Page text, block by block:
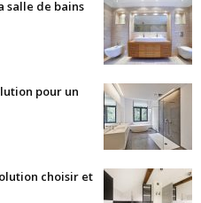
salle de bains
pour un
choisir et